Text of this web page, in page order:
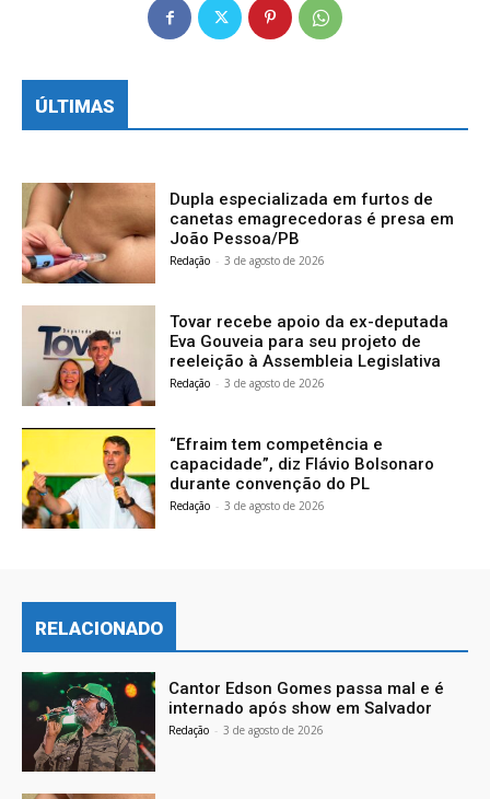
ÚLTIMAS
Dupla especializada em furtos de
canetas emagrecedoras é presa em
João Pessoa/PB
Redação - 3 de agosto de 2026
Tovar recebe apoio da ex-deputada
Eva Gouveia para seu projeto de
reeleição à Assembleia Legislativa
Redação - 3 de agosto de 2026
“Efraim tem competência e
capacidade”, diz Flávio Bolsonaro
durante convenção do PL
Redação - 3 de agosto de 2026
RELACIONADO
Cantor Edson Gomes passa mal e é
internado após show em Salvador
Redação - 3 de agosto de 2026